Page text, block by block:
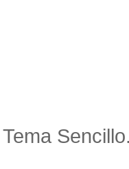
Tema